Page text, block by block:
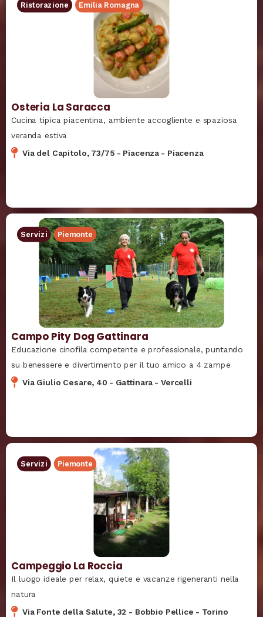
Ristorazione Emilia Romagna
Osteria La Saracca
Cucina tipica piacentina, ambiente accogliente e spaziosa
veranda estiva
Via del Capitolo, 73/75 - Piacenza - Piacenza
Servizi Piemonte
Campo Pity Dog Gattinara
Educazione cinofila competente e professionale, puntando
su benessere e divertimento per il tuo amico a 4 zampe
Via Giulio Cesare, 40 - Gattinara - Vercelli
Servizi Piemonte
Campeggio La Roccia
Il luogo ideale per relax, quiete e vacanze rigeneranti nella
natura
Via Fonte della Salute, 32 - Bobbio Pellice - Torino